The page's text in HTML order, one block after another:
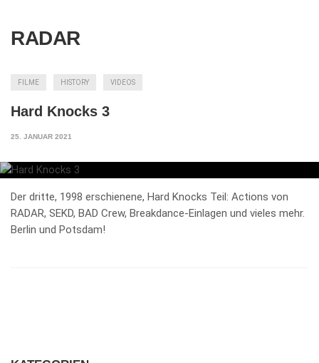
RADAR
FILME HISTORY VIDEOS
Hard Knocks 3
25. JANUAR 2021
Der dritte, 1998 erschienene, Hard Knocks Teil: Actions von
RADAR, SEKD, BAD Crew, Breakdance-Einlagen und vieles mehr.
Berlin und Potsdam!